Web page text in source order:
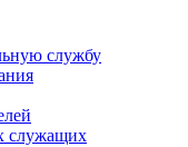
службу
служащих